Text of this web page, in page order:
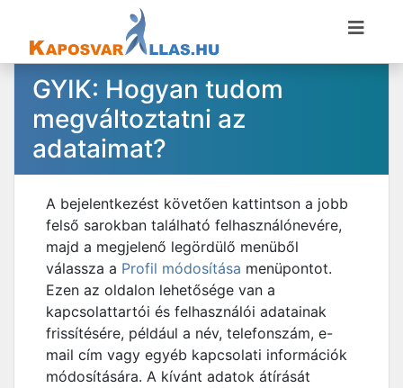
GYIK: Hogyan tudom
megváltoztatni az
adataimat?
A bejelentkezést követően kattintson a jobb
felső sarokban található felhasználónevére,
majd a megjelenő legördülő menüből
válassza a Profil módosítása menüpontot.
Ezen az oldalon lehetősége van a
kapcsolattartói és felhasználói adatainak
frissítésére, például a név, telefonszám, e-
mail cím vagy egyéb kapcsolati információk
módosítására. A kívánt adatok átírását